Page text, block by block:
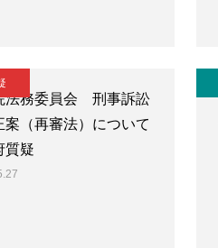
法務委員会 刑事訴訟
案（再審法）について
質疑